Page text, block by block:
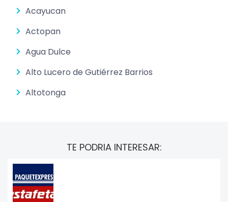
Acayucan
Actopan
Agua Dulce
Alto Lucero de Gutiérrez Barrios
Altotonga
TE PODRIA INTERESAR: